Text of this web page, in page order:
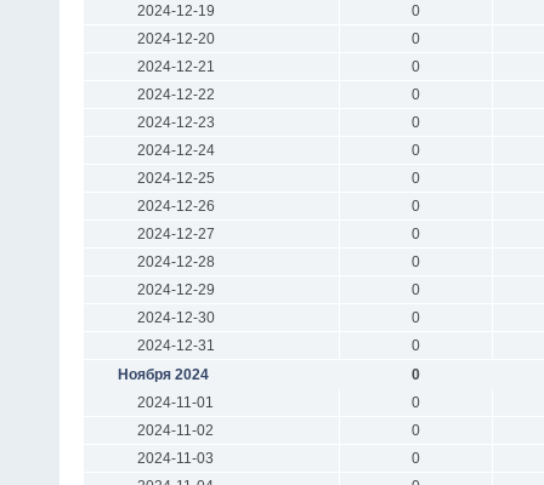
2024-12-19
0
2024-12-20
0
2024-12-21
0
2024-12-22
0
2024-12-23
0
2024-12-24
0
2024-12-25
0
2024-12-26
0
2024-12-27
0
2024-12-28
0
2024-12-29
0
2024-12-30
0
2024-12-31
0
Ноября 2024
0
2024-11-01
0
2024-11-02
0
2024-11-03
0